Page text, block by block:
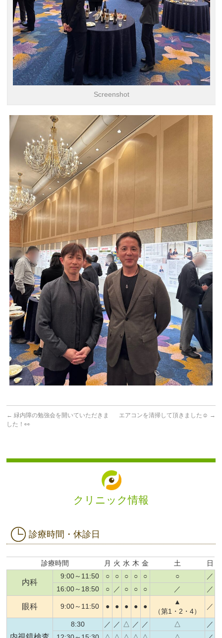
Screenshot
← 緑内障の勉強会を開いていただきま
した！👀
エアコンを清掃して頂きました☺ →
クリニック情報
診療時間・休診日
診療時間 月 火 水 木 金 土 日
内科
9:00～11:50 ○ ○ ○ ○ ○ ○
／
16:00～18:50
○ ／ ○ ○ ○ ／ ／
眼科 9:00～11:50 ● ● ● ● ●
▲
（第1・2・4）
／
8:30 ／ ／ △ ／ ／ △
／